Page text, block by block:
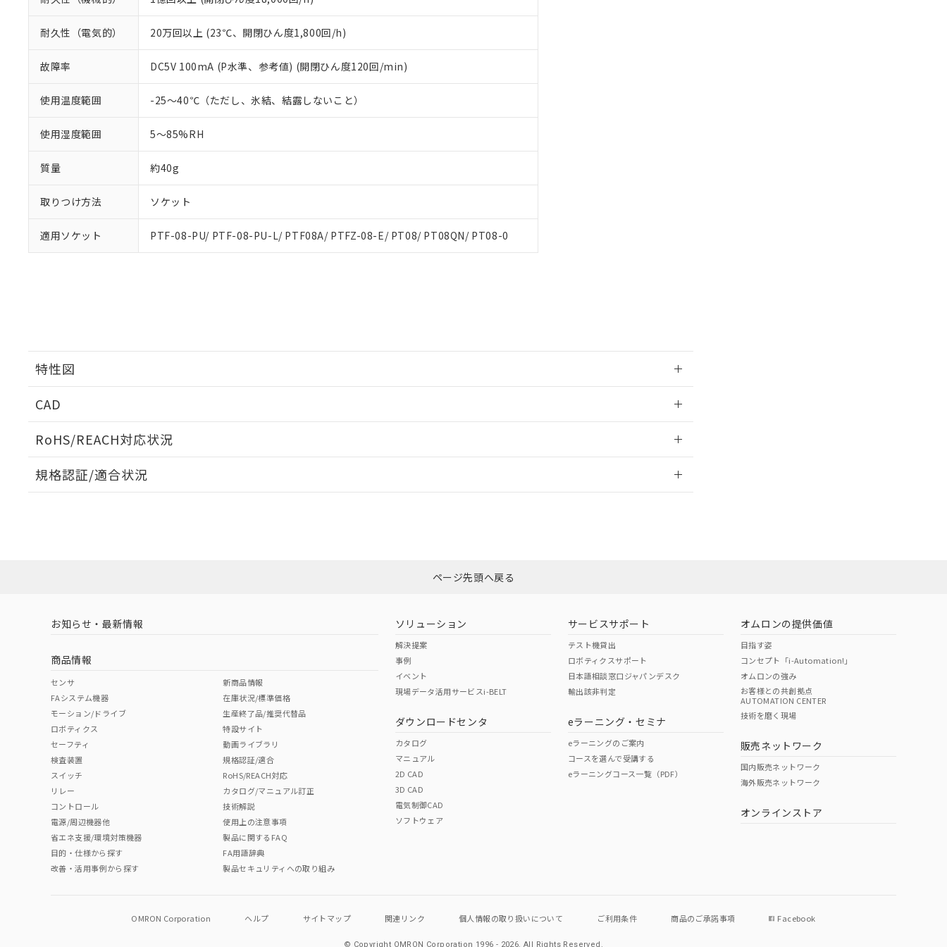
耐久性（電気的） 20万回以上 (23℃、開閉ひん度1,800回/h)
故障率 DC5V 100mA (P水準、参考値) (開閉ひん度120回/min)
使用温度範囲 -25～40℃（ただし、氷結、結露しないこと）
使用湿度範囲 5～85%RH
質量 約40g
取りつけ方法 ソケット
適用ソケット PTF-08-PU/ PTF-08-PU-L/ PTF08A/ PTFZ-08-E/ PT08/ PT08QN/ PT08-0
特性図
CAD
RoHS/REACH対応状況
EU RoHS 注意事項・凡例
ダウンロードはこちら
中国 RoHS 注意事項・凡例
中国 RoHS表
Pb Hg Cr(VI)
O O
"対応済み"や非含有の記載がされた商品であっても、流通在庫等で未対応品が混在する可能性があります。
非含有品が必要な際は、弊社営業部門もしくは販売店へお問い合わせください。
規格認証/適合状況
（イギリス
（ノルウェー
（日本
（アメリカ
この製品の規格認証/適合状況ページへ
その他の認証はこちらのページからご検索ください
ページ先頭へ戻る
お知らせ・最新情報
商品情報
センサ
FAシステム機器
モーション/ドライブ
ロボティクス
セーフティ
検査装置
スイッチ
リレー
コントロール
電源/周辺機器他
省エネ支援/環境対策機器
目的・仕様から探す
改善・活用事例から探す
新商品情報
在庫状況/標準価格
生産終了品/推奨代替品
特設サイト
動画ライブラリ
規格認証/適合
RoHS/REACH対応
カタログ/マニュアル訂正
技術解説
使用上の注意事項
製品に関するFAQ
FA用語辞典
製品セキュリティへの取り組み
ソリューション
解決提案
事例
イベント
現場データ活用サービスi-BELT
ダウンロードセンタ
カタログ
マニュアル
2D CAD
3D CAD
電気制御CAD
ソフトウェア
サービスサポート
テスト機貸出
ロボティクスサポート
日本語相談窓口ジャパンデスク
輸出該非判定
eラーニング・セミナ
eラーニングのご案内
コースを選んで受講する
eラーニングコース一覧（PDF）
オムロンの提供価値
目指す姿
コンセプト「i-Automation!」
オムロンの強み
お客様との共創拠点
AUTOMATION CENTER
技術を磨く現場
販売ネットワーク
国内販売ネットワーク
海外販売ネットワーク
オンラインストア
OMRON Corporation ヘルプ サイトマップ 関連リンク 個人情報の取り扱いについて ご利用条件 商品のご承諾事項 Facebook
© Copyright OMRON Corporation 1996 - 2026.All Rights Reserved.